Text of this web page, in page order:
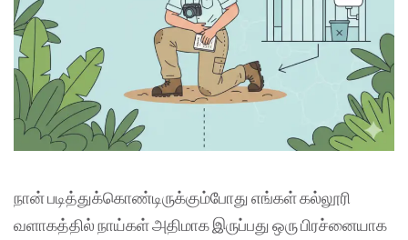
நான் படித்துக்கொண்டிருக்கும்போது எங்கள் கல்லூரி
வளாகத்தில் நாய்கள் அதிமாக இருப்பது ஒரு பிரச்னையாக